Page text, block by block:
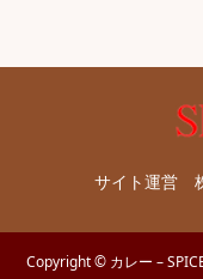
サイト運営
Copyright© カレー –